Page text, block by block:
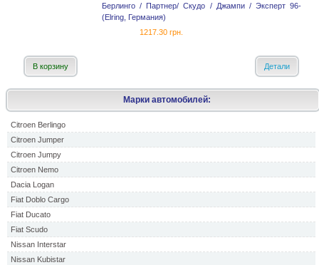
Марки автомобилей:
Citroen Berlingo
Citroen Jumper
Citroen Jumpy
Citroen Nemo
Dacia Logan
Fiat Doblo Cargo
Fiat Ducato
Fiat Scudo
Nissan Interstar
Nissan Kubistar
Берлинго / Партнер/ Скудо / Джампи / Эксперт 96-
(Elring, Германия)
1217.30 грн.
В корзину Детали